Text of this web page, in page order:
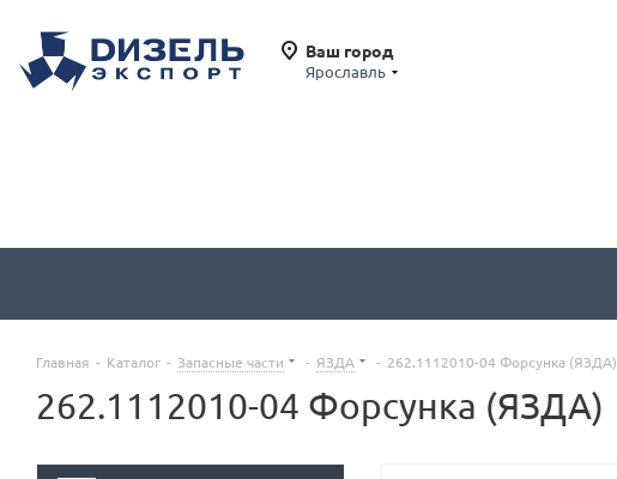
Ваш город
Ярославль
Главная - Каталог - Запасные части - ЯЗДА - 262.1112010-04 Форсунка (ЯЗДА)
262.1112010-04 Форсунка (ЯЗДА)